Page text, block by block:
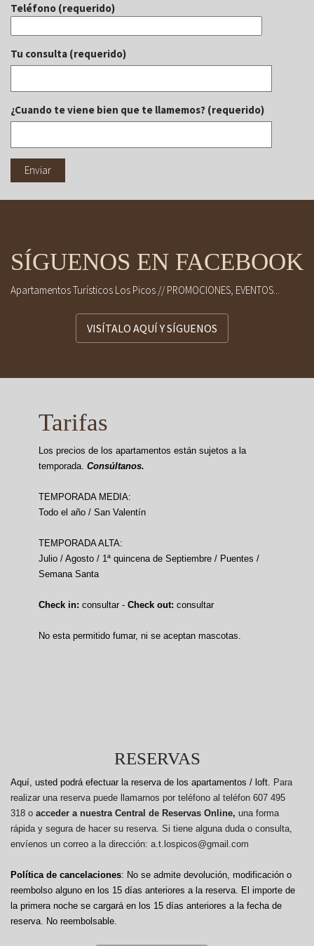
Teléfono (requerido)
Tu consulta (requerido)
¿Cuando te viene bien que te llamemos? (requerido)
SÍGUENOS EN FACEBOOK
Apartamentos Turísticos Los Picos // PROMOCIONES, EVENTOS...
VISÍTALO AQUÍ Y SÍGUENOS
Tarifas
Los precios de los apartamentos están sujetos a la
temporada. Consúltanos.
TEMPORADA MEDIA:
Todo el año / San Valentín
TEMPORADA ALTA:
Julio / Agosto / 1ª quincena de Septiembre / Puentes /
Semana Santa
Check in: consultar - Check out: consultar
No esta permitido fumar, ni se aceptan mascotas.
RESERVAS
Aquí, usted podrá efectuar la reserva de los apartamentos / loft. Para
realizar una reserva puede llamarnos por teléfono al teléfon 607 495
318 o acceder a nuestra Central de Reservas Online, una forma
rápida y segura de hacer su reserva. Si tiene alguna duda o consulta,
envíenos un correo a la dirección: a.t.lospicos@gmail.com
Política de cancelaciones: No se admite devolución, modificación o
reembolso alguno en los 15 días anteriores a la reserva. El importe de
la primera noche se cargará en los 15 días anteriores a la fecha de
reserva. No reembolsable.